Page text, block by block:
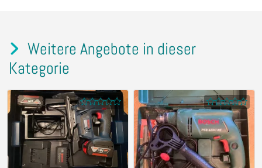
Weitere Angebote in dieser
Kategorie